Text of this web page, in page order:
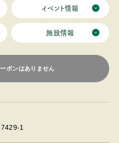
イベント情報
施設情報
ポンはありません
1